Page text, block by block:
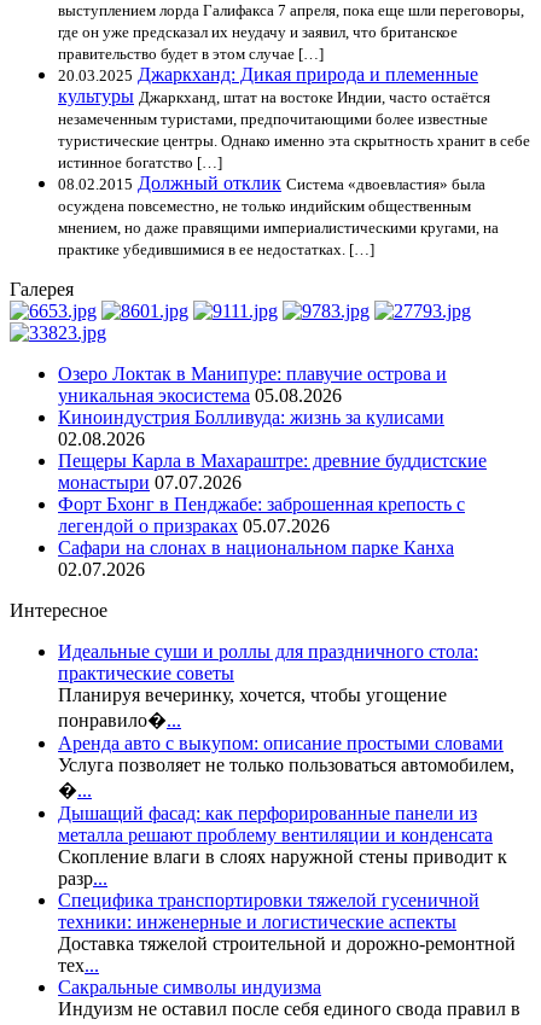
выступлением лорда Галифакса 7 апреля, пока еще шли переговоры,
где он уже предсказал их неудачу и заявил, что британское
правительство будет в этом случае […]
20.03.2025 Джаркханд: Дикая природа и племенные
культуры Джаркханд, штат на востоке Индии, часто остаётся
незамеченным туристами, предпочитающими более известные
туристические центры. Однако именно эта скрытность хранит в себе
истинное богатство […]
08.02.2015 Должный отклик Система «двоевластия» была
осуждена повсеместно, не только индийским общественным
мнением, но даже правящими империалистическими кругами, на
практике убедившимися в ее недостатках. […]
Галерея
Озеро Локтак в Манипуре: плавучие острова и
уникальная экосистема 05.08.2026
Киноиндустрия Болливуда: жизнь за кулисами
02.08.2026
Пещеры Карла в Махараштре: древние буддистские
монастыри 07.07.2026
Форт Бхонг в Пенджабе: заброшенная крепость с
легендой о призраках 05.07.2026
Сафари на слонах в национальном парке Канха
02.07.2026
Интересное
Идеальные суши и роллы для праздничного стола:
практические советы
Планируя вечеринку, хочется, чтобы угощение
понравило�...
Аренда авто с выкупом: описание простыми словами
Услуга позволяет не только пользоваться автомобилем,
�...
Дышащий фасад: как перфорированные панели из
металла решают проблему вентиляции и конденсата
Скопление влаги в слоях наружной стены приводит к
разр...
Специфика транспортировки тяжелой гусеничной
техники: инженерные и логистические аспекты
Доставка тяжелой строительной и дорожно-ремонтной
тех...
Сакральные символы индуизма
Индуизм не оставил после себя единого свода правил в